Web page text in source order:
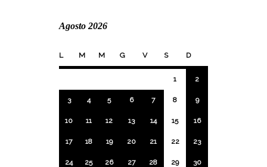
Agosto 2026
L M M G V S D
1 2
3 4 5 6 7 8 9
10 11 12 13 14 15 16
17 18 19 20 21 22 23
24 25 26 27 28 29 30